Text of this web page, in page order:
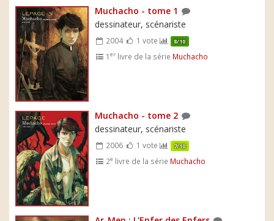
Muchacho - tome 1
dessinateur, scénariste
2004 1 vote 8/10
1er livre de la série Muchacho
Muchacho - tome 2
dessinateur, scénariste
2006 1 vote 7/10
2e livre de la série Muchacho